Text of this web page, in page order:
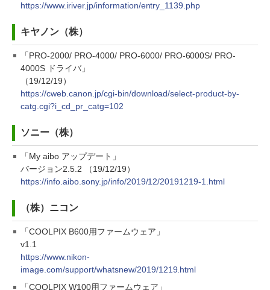
https://www.iriver.jp/information/entry_1139.php
キヤノン（株）
「PRO-2000/ PRO-4000/ PRO-6000/ PRO-6000S/ PRO-
4000S ドライバ」
（19/12/19）
https://cweb.canon.jp/cgi-bin/download/select-product-by-
catg.cgi?i_cd_pr_catg=102
ソニー（株）
「My aibo アップデート」
バージョン2.5.2 （19/12/19）
https://info.aibo.sony.jp/info/2019/12/20191219-1.html
（株）ニコン
「COOLPIX B600用ファームウェア」
v1.1
https://www.nikon-
image.com/support/whatsnew/2019/1219.html
「COOLPIX W100用ファームウェア」